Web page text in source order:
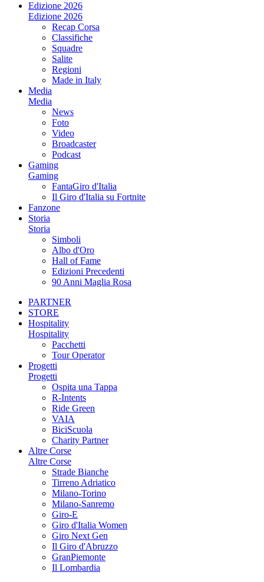
Edizione 2026
Edizione 2026
Recap Corsa
Classifiche
Squadre
Salite
Regioni
Made in Italy
Media
Media
News
Foto
Video
Broadcaster
Podcast
Gaming
Gaming
FantaGiro d'Italia
Il Giro d'Italia su Fortnite
Fanzone
Storia
Storia
Simboli
Albo d'Oro
Hall of Fame
Edizioni Precedenti
90 Anni Maglia Rosa
PARTNER
STORE
Hospitality
Hospitality
Pacchetti
Tour Operator
Progetti
Progetti
Ospita una Tappa
R-Intents
Ride Green
VAIA
BiciScuola
Charity Partner
Altre Corse
Altre Corse
Strade Bianche
Tirreno Adriatico
Milano-Torino
Milano-Sanremo
Giro-E
Giro d'Italia Women
Giro Next Gen
Il Giro d'Abruzzo
GranPiemonte
Il Lombardia